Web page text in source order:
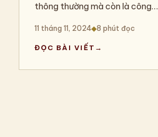
thông thường mà còn là công…
11 tháng 11, 2024◆8 phút đọc
ĐỌC BÀI VIẾT